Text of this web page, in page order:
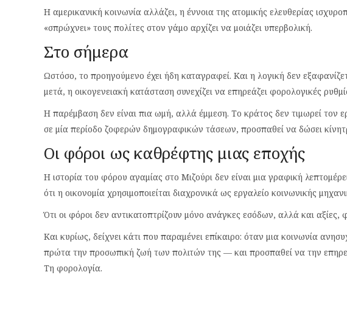
Η αμερικανική κοινωνία αλλάζει, η έννοια της ατομικής ελευθερίας
«σπρώχνει» τους πολίτες στον γάμο αρχίζει να μοιάζει υπερβολική.
Στο σήμερα
Ωστόσο, το προηγούμενο έχει ήδη καταγραφεί. Και η λογική δεν
μετά, η οικογενειακή κατάσταση συνεχίζει να επηρεάζει φορολογικές
Η παρέμβαση δεν είναι πια ωμή, αλλά έμμεση. Το κράτος δεν τιμωρεί τον
σε μία περίοδο ζοφερών δημογραφικών τάσεων, προσπαθεί να δώσει
Οι φόροι ως καθρέφτης μιας εποχής
Η ιστορία του φόρου αγαμίας στο Μιζούρι δεν είναι μια γραφική
ότι η οικονομία χρησιμοποιείται διαχρονικά ως εργαλείο κοινωνικής
Ότι οι φόροι δεν αντικατοπτρίζουν μόνο ανάγκες εσόδων, αλλά και αξίες,
Και κυρίως, δείχνει κάτι που παραμένει επίκαιρο: όταν μια κοινωνία
πρώτα την προσωπική ζωή των πολιτών της — και προσπαθεί να την
Τη φορολογία.